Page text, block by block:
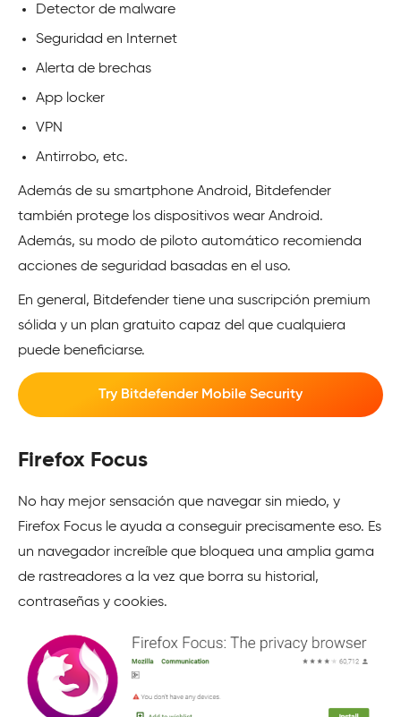
Detector de malware
Seguridad en Internet
Alerta de brechas
App locker
VPN
Antirrobo, etc.
Además de su smartphone Android, Bitdefender
también protege los dispositivos wear Android.
Además, su modo de piloto automático recomienda
acciones de seguridad basadas en el uso.
En general, Bitdefender tiene una suscripción premium
sólida y un plan gratuito capaz del que cualquiera
puede beneficiarse.
Try Bitdefender Mobile Security
Firefox Focus
No hay mejor sensación que navegar sin miedo, y
Firefox Focus le ayuda a conseguir precisamente eso. Es
un navegador increíble que bloquea una amplia gama
de rastreadores a la vez que borra su historial,
contraseñas y cookies.